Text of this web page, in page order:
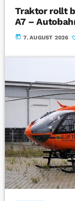
Traktor rollt
A7 –
today 7. AUGUST 2026